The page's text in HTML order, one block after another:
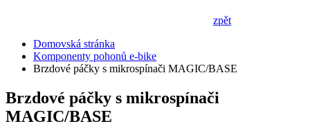
zpět
Domovská stránka
Komponenty pohonů e-bike
Brzdové páčky s mikrospínači MAGIC/BASE
Brzdové páčky s mikrospínači
MAGIC/BASE